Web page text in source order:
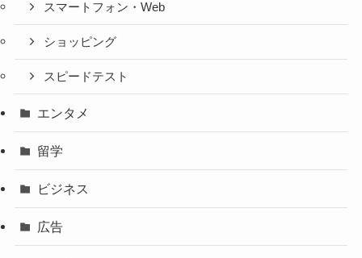
スマートフォン・Web
ショッピング
スピードテスト
エンタメ
留学
ビジネス
広告